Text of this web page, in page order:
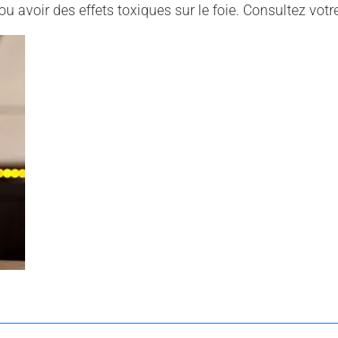
avoir des effets toxiques sur le foie. Consultez